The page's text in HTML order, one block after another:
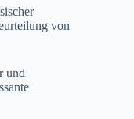
von
und